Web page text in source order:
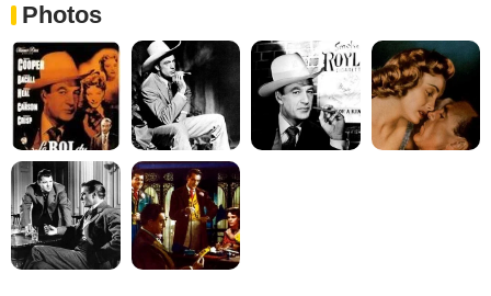
Photos